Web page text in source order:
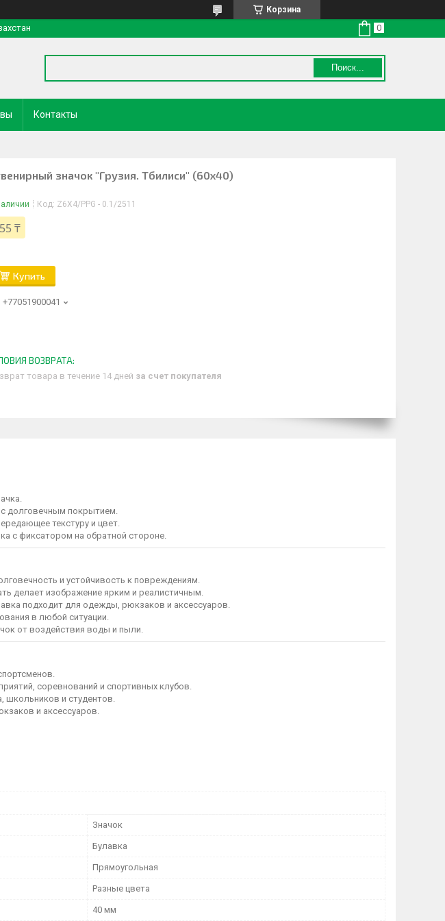
Корзина
Поиск...
Контакты
значок "Грузия. Тбилиси" (60х40)
Код: Z6X4/PPG - 0.1/2511
₸
Купить
+77051900041
товара в течение 14 дней за счет покупателя
долговечным покрытием.
текстуру и цвет.
с фиксатором на обратной стороне.
и устойчивость к повреждениям.
делает изображение ярким и реалистичным.
подходит для одежды, рюкзаков и аксессуаров.
в любой ситуации.
от воздействия воды и пыли.
соревнований и спортивных клубов.
школьников и студентов.
и аксессуаров.
Значок
Булавка
Прямоугольная
Разные цвета
40 мм